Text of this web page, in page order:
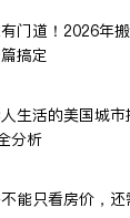
门道！2026年
搞定
生活的美国城
分析
能只看房价，还